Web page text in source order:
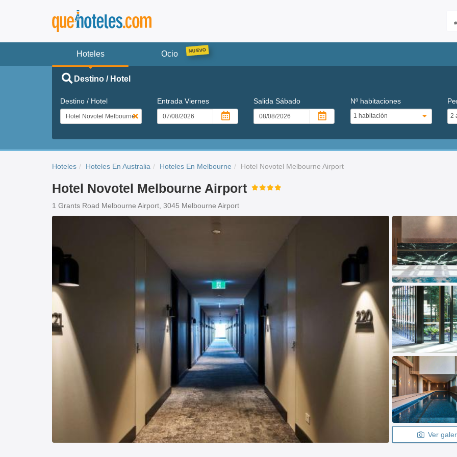
Hoteles Ocio
Destino / Hotel
Destino / Hotel Entrada Viernes SalidaSábado Nº habitaciones
Hoteles Hoteles En Australia Hoteles En Melbourne Hotel Novotel Melbourne Airport
Hotel Novotel Melbourne Airport
1 Grants Road Melbourne Airport, 3045 Melbourne Airport
Ver